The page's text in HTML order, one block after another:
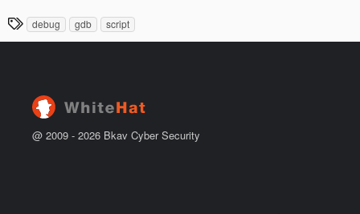
ầ
u
y
u
T
h
debug gdb script
@ 2009 - 2026 Bkav Cyber Security